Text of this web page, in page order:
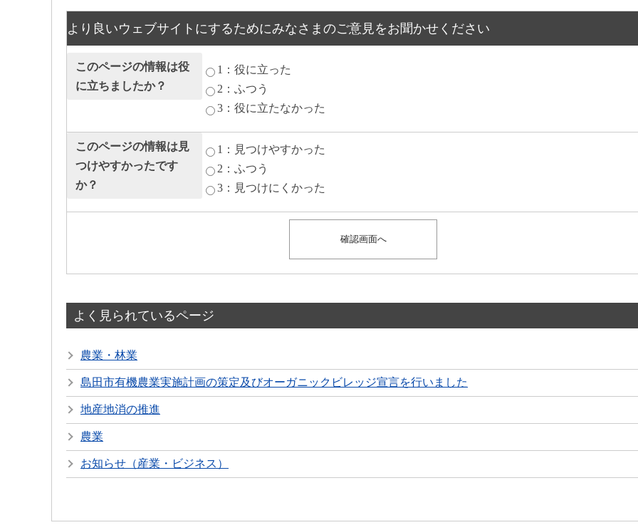
より良いウェブサイトにするためにみなさまのご意見をお聞かせください
このページの情報は役
に立ちましたか？
1：役に立った
2：ふつう
3：役に立たなかった
このページの情報は見
つけやすかったです
か？
1：見つけやすかった
2：ふつう
3：見つけにくかった
よく見られているページ
農業・林業
島田市有機農業実施計画の策定及びオーガニックビレッジ宣言を行いました
地産地消の推進
農業
お知らせ（産業・ビジネス）